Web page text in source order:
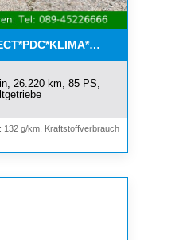
26.220 km, 85 PS,
132 g/km, Kraftstoffverbrauch